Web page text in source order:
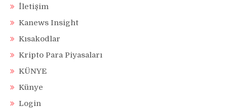
İletişim
Kanews Insight
Kısakodlar
Kripto Para Piyasaları
KÜNYE
Künye
Login